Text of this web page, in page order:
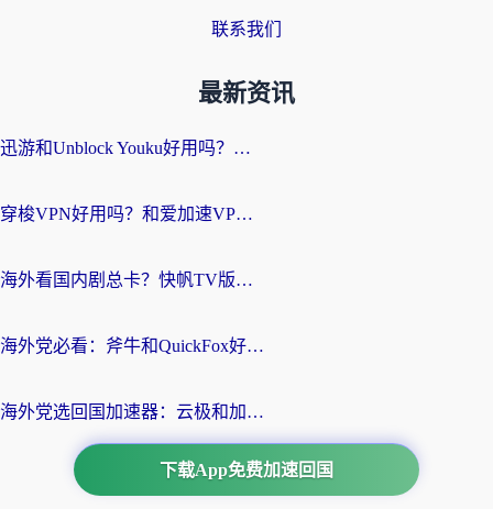
联系我们
最新资讯
迅游和Unblock Youku好用吗？海外党亲测：3个维度教你选对回国加速器
穿梭VPN好用吗？和爱加速VPN对比哪个回国效果更好？海外党必看的实用指南
海外看国内剧总卡？快帆TV版VPN好用吗？和海牛VPN对比哪个回国效果更好？
海外党必看：斧牛和QuickFox好用吗？3步选对回国加速器，无缝刷国内剧玩游戏
海外党选回国加速器：云极和加速喵哪个好？附3款热门工具实测对比
下载App免费加速回国